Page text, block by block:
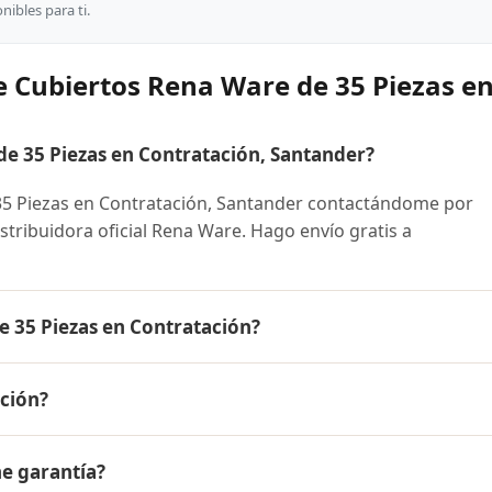
para ti.
Rena Ware de 35 Piezas
35 Piezas en Contratación, Santander?
Piezas en Contratación, Santander contactándome por
oficial Rena Ware. Hago envío gratis a
35 Piezas en Contratación?
y facilidades de pago en cuotas desde el 10%
garantía?